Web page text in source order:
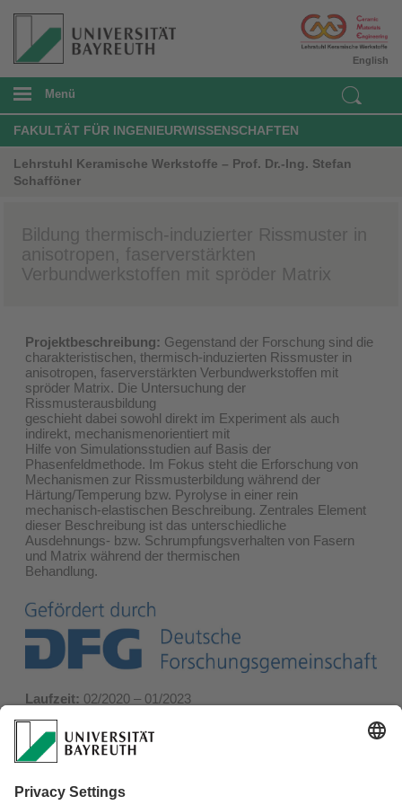
English
Menü
FAKULTÄT FÜR INGENIEURWISSENSCHAFTEN
Lehrstuhl Keramische Werkstoffe – Prof. Dr.-Ing. Stefan
Schafföner
Bildung thermisch-induzierter Rissmuster in
anisotropen, faserverstärkten
Verbundwerkstoffen mit spröder Matrix
Projektbeschreibung: Gegenstand der Forschung sind die
charakteristischen, thermisch-induzierten Rissmuster in
anisotropen, faserverstärkten Verbundwerkstoffen mit
spröder Matrix. Die Untersuchung der
Rissmusterausbildung
geschieht dabei sowohl direkt im Experiment als auch
indirekt, mechanismenorientiert mit
Hilfe von Simulationsstudien auf Basis der
Phasenfeldmethode. Im Fokus steht die Erforschung von
Mechanismen zur Rissmusterbildung während der
Härtung/Temperung bzw. Pyrolyse in einer rein
mechanisch-elastischen Beschreibung. Zentrales Element
dieser Beschreibung ist das unterschiedliche
Ausdehnungs- bzw. Schrumpfungsverhalten von Fasern
und Matrix während der thermischen
Behandlung.
Laufzeit: 02/2020 – 01/2023
Fördergeber:DFG
Projektpartner: